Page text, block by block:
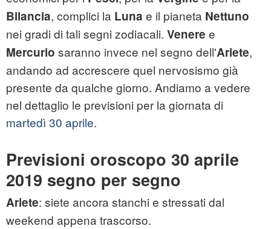
Bilancia, complici la Luna e il pianeta Nettuno
nei gradi di tali segni zodiacali. Venere e
Mercurio saranno invece nel segno dell'Ariete,
andando ad accrescere quel nervosismo già
presente da qualche giorno. Andiamo a vedere
nel dettaglio le previsioni per la giornata di
martedì 30 aprile.
Previsioni oroscopo 30 aprile
2019 segno per segno
Ariete: siete ancora stanchi e stressati dal
weekend appena trascorso.